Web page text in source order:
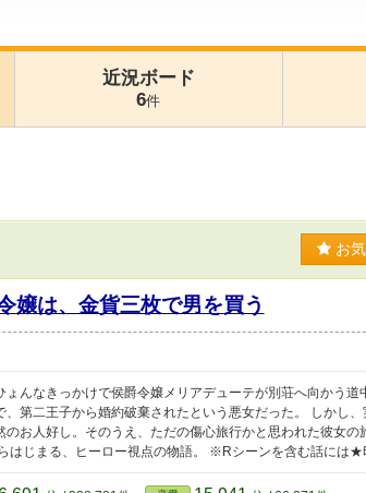
近況ボード
6件
お
嬢は、金貨三枚で男を買う
んなきっかけで侯爵令嬢メリアデューテが別荘へ向かう道
第二王子から婚約破棄されたという悪女だった。 しかし
お人好し。そのうえ、ただの傷心旅行かと思われた彼女の
じまる、ヒーロー視点の物語。 ※Rシーンを含む話には★